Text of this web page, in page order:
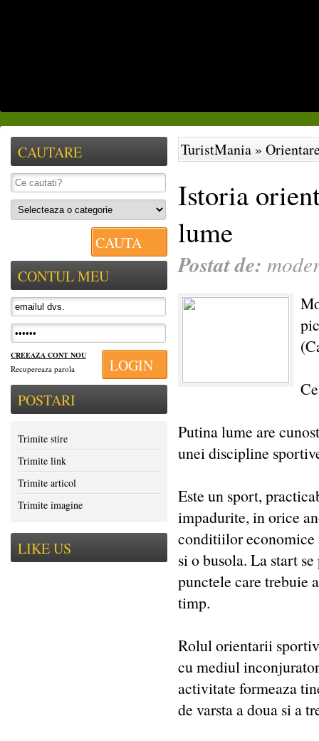
CAUTARE
CAUTA
CONTUL MEU
LOGIN
CREEAZA CONT NOU
Recupereaza parola
POSTARI
Trimite stire
Trimite link
Trimite articol
Trimite imagine
LIKE US
TuristMania »
Istoria
lume
Postat de:
Putina lume are
unei discipline
Este un sport,
impadurite, in orice
conditiilor economice
si o busola. La start
punctele care trebuie
timp.
Rolul orientarii
cu mediul
activitate formeaza
de varsta a doua si a